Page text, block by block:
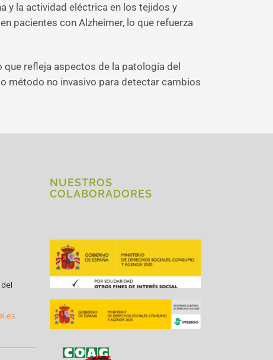
y la actividad eléctrica en los tejidos y
pacientes con Alzheimer, lo que refuerza
refleja aspectos de la patología del
método no invasivo para detectar cambios
NUESTROS
COLABORADORES